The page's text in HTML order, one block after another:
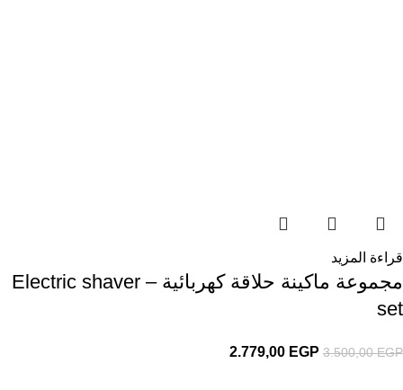
قراءة المزيد
مجموعة ماكينة حلاقة كهربائية – Electric shaver
set
3.500,00EGP
2.779,00 EGP